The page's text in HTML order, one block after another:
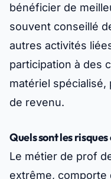
bénéficier de
souvent conseillé
autres activités
participation à des
matériel
de revenu.
Quels sont les
Le métier de prof
extrême, comporte